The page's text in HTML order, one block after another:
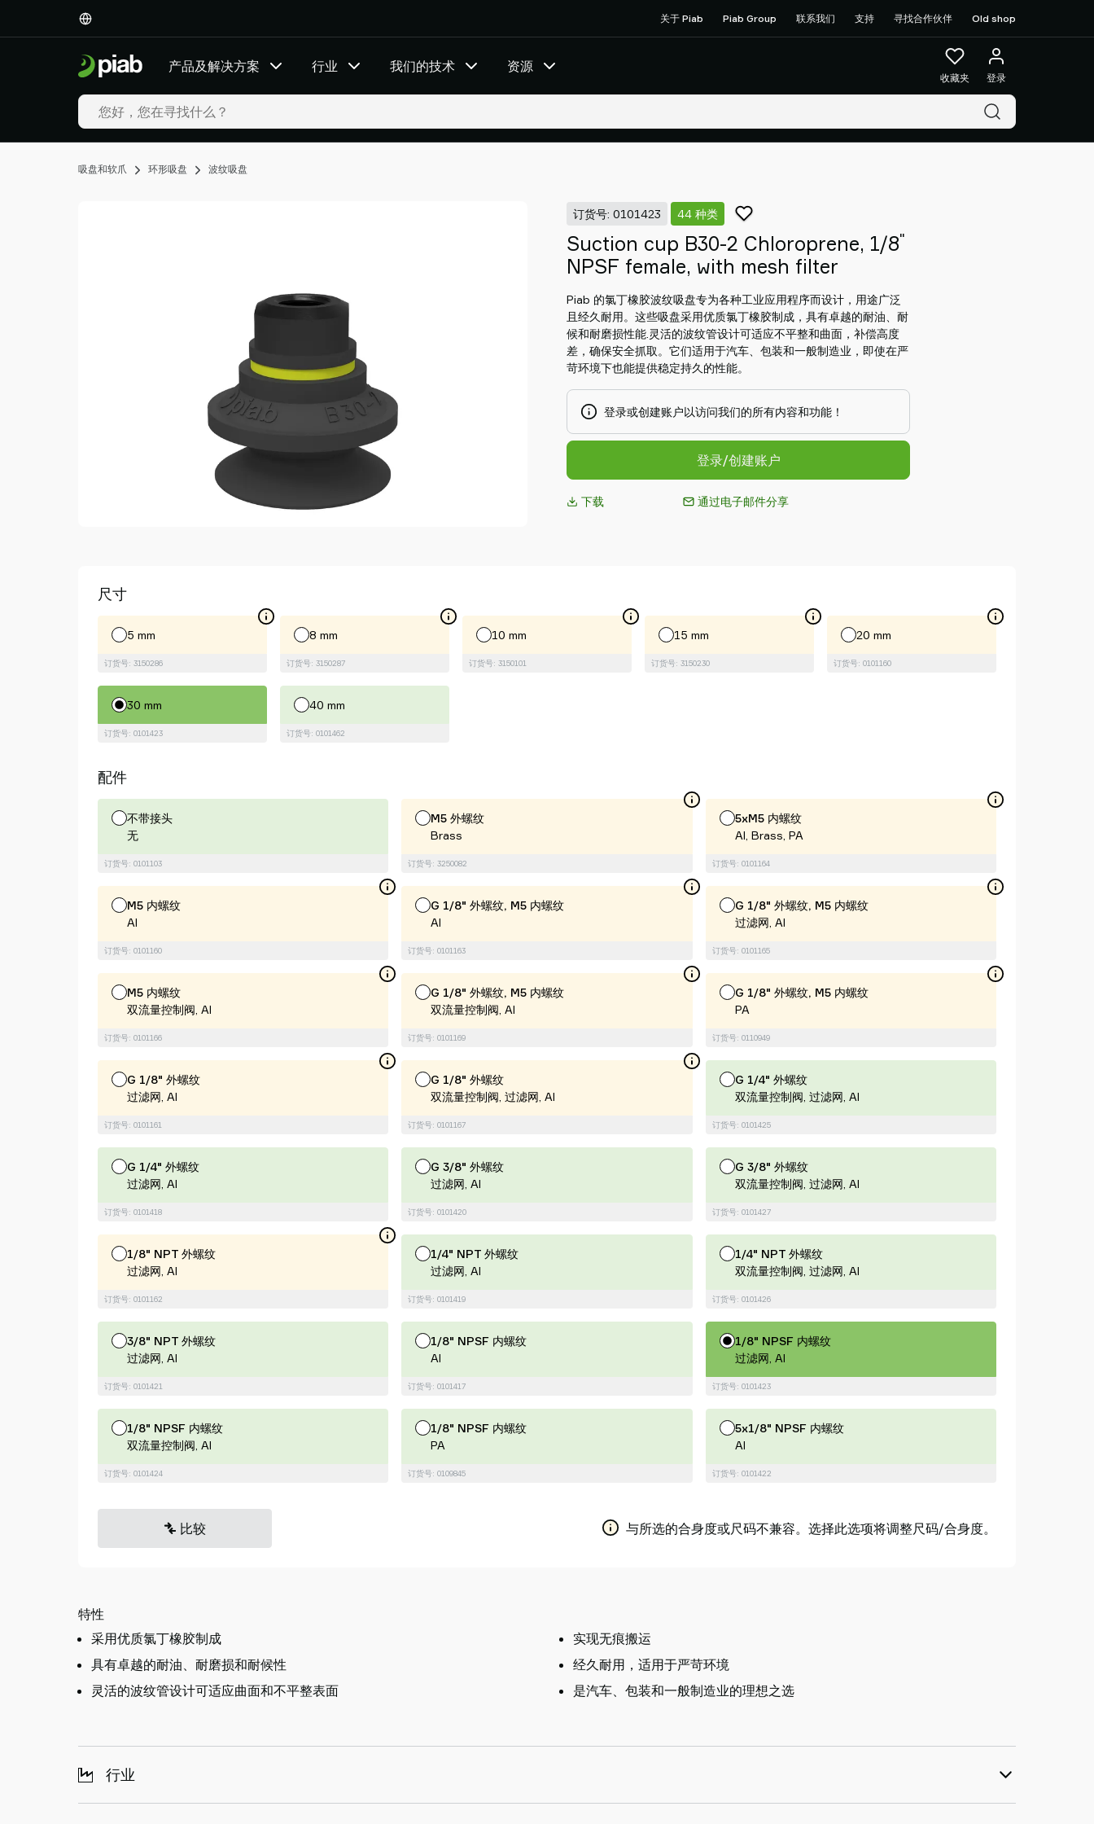
关于 Piab Piab Group 联系我们 支持 寻找合作伙伴 Old shop
产品及解决方案 行业 我们的技术 资源
收藏夹 登录
吸盘和软爪 环形吸盘 波纹吸盘
订货号: 0101423 44 种类
Suction cup B30-2 Chloroprene, 1/8"
NPSF female, with mesh filter
Piab 的氯丁橡胶波纹吸盘专为各种工业应用程序而设计，用途广泛
且经久耐用。这些吸盘采用优质氯丁橡胶制成，具有卓越的耐油、耐
候和耐磨损性能.灵活的波纹管设计可适应不平整和曲面，补偿高度
差，确保安全抓取。它们适用于汽车、包装和一般制造业，即使在严
苛环境下也能提供稳定持久的性能。
登录或创建账户以访问我们的所有内容和功能！
登录/创建账户
下载 通过电子邮件分享
尺寸
5 mm
订货号: 3150286
8 mm
订货号: 3150287
10 mm
订货号: 3150101
15 mm
订货号: 3150230
20 mm
订货号: 0101160
30 mm
订货号: 0101423
40 mm
订货号: 0101462
配件
不带接头
无
订货号: 0101103
M5 外螺纹
Brass
订货号: 3250082
5xM5 内螺纹
Al, Brass, PA
订货号: 0101164
M5 内螺纹
Al
订货号: 0101160
G 1/8" 外螺纹, M5 内螺纹
Al
订货号: 0101163
G 1/8" 外螺纹, M5 内螺纹
过滤网, Al
订货号: 0101165
M5 内螺纹
双流量控制阀, Al
订货号: 0101166
G 1/8" 外螺纹, M5 内螺纹
双流量控制阀, Al
订货号: 0101169
G 1/8" 外螺纹, M5 内螺纹
PA
订货号: 0110949
G 1/8" 外螺纹
过滤网, Al
订货号: 0101161
G 1/8" 外螺纹
双流量控制阀, 过滤网, Al
订货号: 0101167
G 1/4" 外螺纹
双流量控制阀, 过滤网, Al
订货号: 0101425
G 1/4" 外螺纹
过滤网, Al
订货号: 0101418
G 3/8" 外螺纹
过滤网, Al
订货号: 0101420
G 3/8" 外螺纹
双流量控制阀, 过滤网, Al
订货号: 0101427
1/8" NPT 外螺纹
过滤网, Al
订货号: 0101162
1/4" NPT 外螺纹
过滤网, Al
订货号: 0101419
1/4" NPT 外螺纹
双流量控制阀, 过滤网, Al
订货号: 0101426
3/8" NPT 外螺纹
过滤网, Al
订货号: 0101421
1/8" NPSF 内螺纹
Al
订货号: 0101417
1/8" NPSF 内螺纹
过滤网, Al
订货号: 0101423
1/8" NPSF 内螺纹
双流量控制阀, Al
订货号: 0101424
1/8" NPSF 内螺纹
PA
订货号: 0109845
5x1/8" NPSF 内螺纹
Al
订货号: 0101422
比较 与所选的合身度或尺码不兼容。选择此选项将调整尺码/合身度。
特性
采用优质氯丁橡胶制成
具有卓越的耐油、耐磨损和耐候性
灵活的波纹管设计可适应曲面和不平整表面
实现无痕搬运
经久耐用，适用于严苛环境
是汽车、包装和一般制造业的理想之选
行业
行